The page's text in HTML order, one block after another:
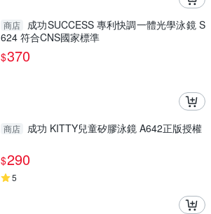
商店
成功SUCCESS 專利快調一體光學泳鏡 S
624 符合CNS國家標準
$370
商店 成功 KITTY兒童矽膠泳鏡 A642正版授權
$290
5